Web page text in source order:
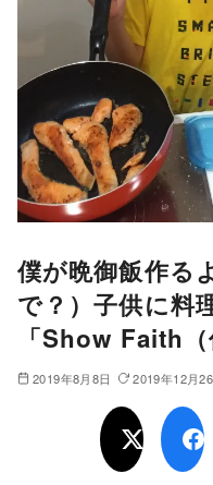
僕が晩御飯作る
で？）子供に料
「Show Faith（
2019年8月8日 2019年12月